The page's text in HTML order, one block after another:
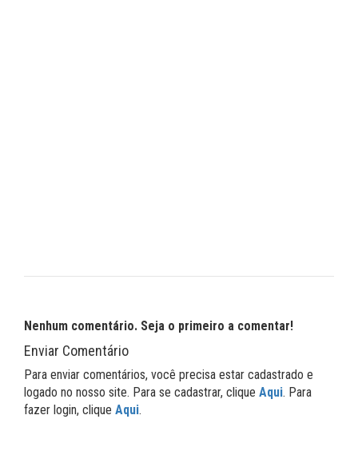
Nenhum comentário. Seja o primeiro a comentar!
Enviar Comentário
Para enviar comentários, você precisa estar cadastrado e
logado no nosso site. Para se cadastrar, clique Aqui. Para
fazer login, clique Aqui.